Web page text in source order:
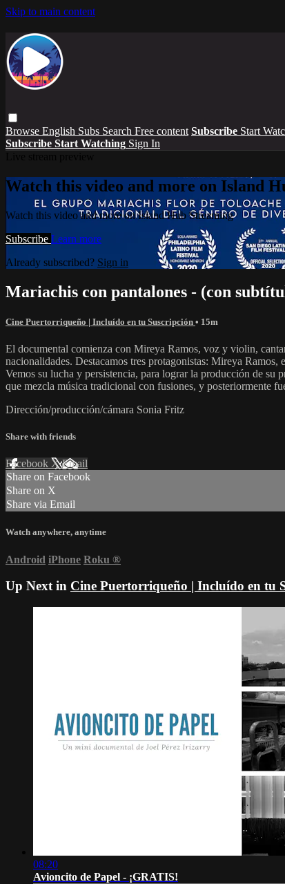
Skip to main content
Browse English Subs Search Free content Subscribe Start
Subscribe Start Watching Sign In
Watch this video and more on Island
Watch this video and more on Island Hub Streaming
Subscribe Learn more
Already subscribed? Sign in
Mariachis con pantalones - (con
Cine Puertorriqueño | Incluído en tu Suscripción • 15m
El documental comienza con Mireya Ramos, voz y violin,
nacionalidades. Destacamos tres protagonistas: Mireya
Vemos su lucha y persistencia, para lograr la producción de
que mezcla música tradicional con fusiones, y posteriormente
Dirección/producción/cámara Sonia Fritz
Share with friends
Facebook XEmail
Share on Facebook
Share on X
Share via Email
Watch anywhere, anytime
Android iPhone Roku ®
Up Next in Cine Puertorriqueño | Incluído en tu
08:20
Avioncito de Papel - ¡GRATIS!